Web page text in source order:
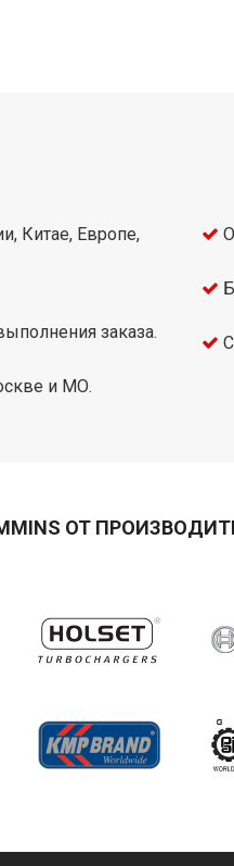
Китае, Европе,
заказа.
и МО.
ОТ